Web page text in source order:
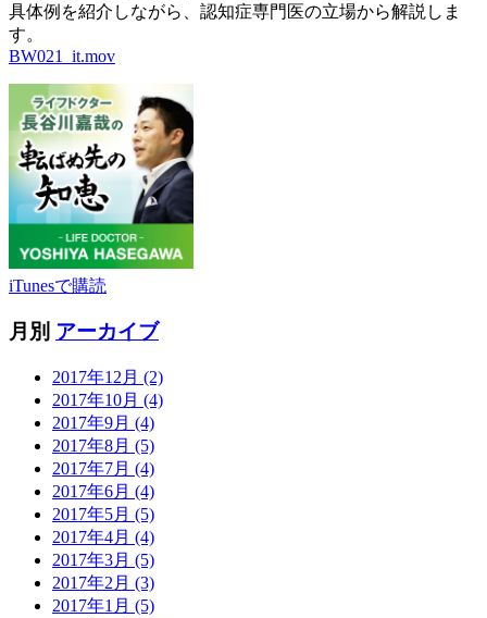
具体例を紹介しながら、認知症専門医の立場から解説しま
す。
BW021_it.mov
iTunesで購読
月別 アーカイブ
2017年12月 (2)
2017年10月 (4)
2017年9月 (4)
2017年8月 (5)
2017年7月 (4)
2017年6月 (4)
2017年5月 (5)
2017年4月 (4)
2017年3月 (5)
2017年2月 (3)
2017年1月 (5)